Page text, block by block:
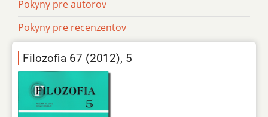
Pokyny pre autorov
Pokyny pre recenzentov
Filozofia 67 (2012), 5